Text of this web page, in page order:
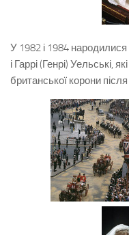
У 1982 і 1984
і Гаррі (Генрі) Уельські,
британської корони